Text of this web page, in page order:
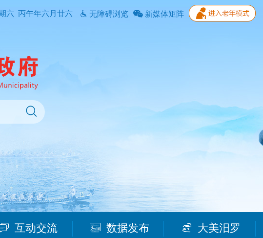
六 丙午年六月廿六 无障碍浏览 新媒体矩阵
互动交流 数据发布 大美汨罗